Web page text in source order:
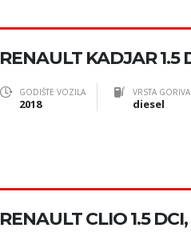
RENAULT KADJAR 1.5
GODIŠTE VOZILA
2018
VRSTA GORIVA
diesel
RENAULT CLIO 1.5